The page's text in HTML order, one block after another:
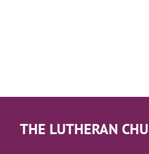
THE LUTHERAN